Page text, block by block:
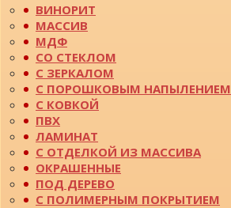
ВИНОРИТ
МАССИВ
МДФ
СО СТЕКЛОМ
С ЗЕРКАЛОМ
С ПОРОШКОВЫМ НАПЫЛЕНИЕМ
С КОВКОЙ
ПВХ
ЛАМИНАТ
С ОТДЕЛКОЙ ИЗ МАССИВА
ОКРАШЕННЫЕ
ПОД ДЕРЕВО
С ПОЛИМЕРНЫМ ПОКРЫТИЕМ